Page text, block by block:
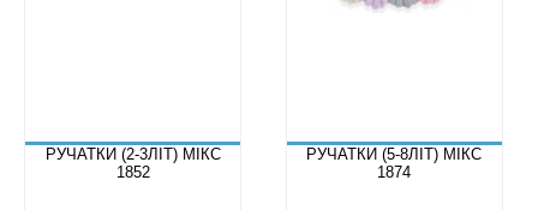
РУЧАТКИ (2-3ЛІТ) МІКС
1852
РУЧАТКИ (5-8ЛІТ) МІКС
1874